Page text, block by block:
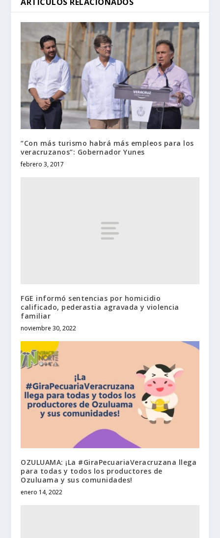
“Con más turismo habrá más empleos para los
veracruzanos”: Gobernador Yunes
febrero 3, 2017
FGE informó sentencias por homicidio
calificado, pederastia agravada y violencia
familiar
noviembre 30, 2022
OZULUAMA: ¡La #GiraPecuariaVeracruzana llega
para todas y todos los productores de
Ozuluama y sus comunidades!
enero 14, 2022